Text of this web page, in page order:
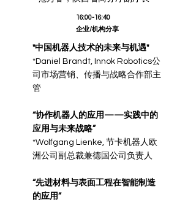
16:00-16:40
企业/机构分享
"中国机器人技术的未来与机遇"
*Daniel Brandt, Innok Robotics公
司市场营销、传播与战略合作部主
管
“协作机器人的应用——实践中的
应用与未来战略”
*Wolfgang Lienke, 节卡机器人欧
洲公司副总裁兼德国公司负责人
“先进材料与表面工程在智能制造
的应用”